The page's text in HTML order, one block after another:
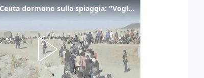
I migranti a Ceuta dormono sulla spiaggia: "Vogliamo entrare in Europa"